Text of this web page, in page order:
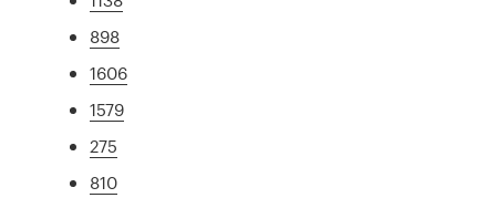
898
1606
1579
275
810